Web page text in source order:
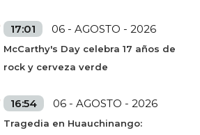
17:01 06 - AGOSTO - 2026
McCarthy's Day celebra 17 años de
rock y cerveza verde
16:54 06 - AGOSTO - 2026
Tragedia en Huauchinango: